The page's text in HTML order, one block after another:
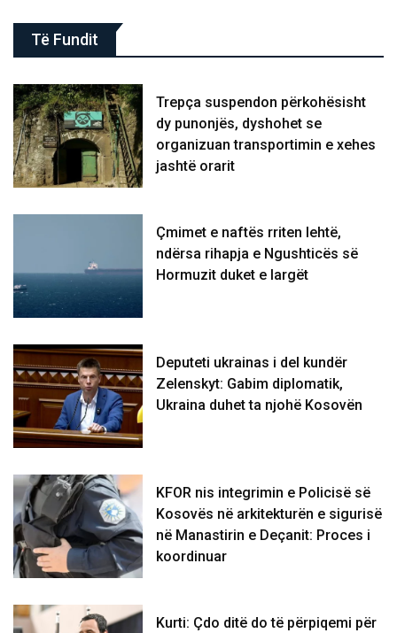
Të Fundit
Trepça suspendon përkohësisht
dy punonjës, dyshohet se
organizuan transportimin e xehes
jashtë orarit
Çmimet e naftës rriten lehtë,
ndërsa rihapja e Ngushticës së
Hormuzit duket e largët
Deputeti ukrainas i del kundër
Zelenskyt: Gabim diplomatik,
Ukraina duhet ta njohë Kosovën
KFOR nis integrimin e Policisë së
Kosovës në arkitekturën e sigurisë
në Manastirin e Deçanit: Proces i
koordinuar
Kurti: Çdo ditë do të përpiqemi për